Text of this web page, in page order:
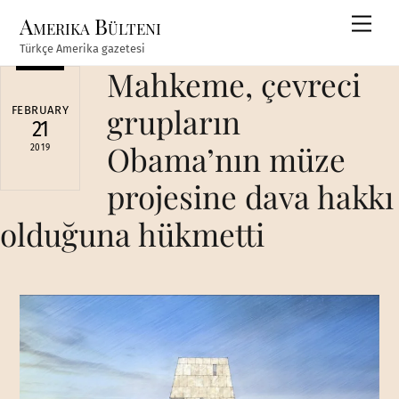
content
Amerika Bülteni
Türkçe Amerika gazetesi
FEBRUARY
21
2019
Mahkeme, çevreci
grupların
Obama’nın müze
projesine dava hakkı
olduğuna hükmetti